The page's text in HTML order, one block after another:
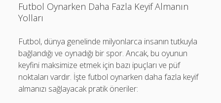
Futbol Oynarken Daha Fazla Keyif Almanın
Yolları
Futbol, dünya genelinde milyonlarca insanın tutkuyla
bağlandığı ve oynadığı bir spor. Ancak, bu oyunun
keyfini maksimize etmek için bazı ipuçları ve püf
noktaları vardır. İşte futbol oynarken daha fazla keyif
almanızı sağlayacak pratik öneriler: